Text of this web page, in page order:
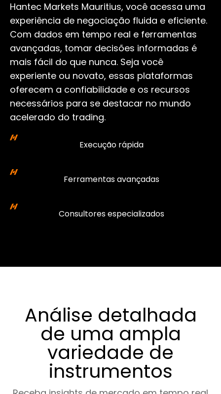
Hantec Markets Mauritius, você acessa uma
experiência de negociação fluida e eficiente.
Com dados em tempo real e ferramentas
avançadas, tomar decisões informadas é
mais fácil do que nunca. Seja você
experiente ou novato, essas plataformas
oferecem a confiabilidade e os recursos
necessários para se destacar no mundo
acelerado do trading.
Execução rápida
Ferramentas avançadas
Consultores especializados
Análise detalhada
de uma ampla
variedade de
instrumentos